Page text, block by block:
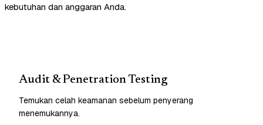
kebutuhan dan anggaran Anda.
Audit & Penetration Testing
Temukan celah keamanan sebelum penyerang
menemukannya.